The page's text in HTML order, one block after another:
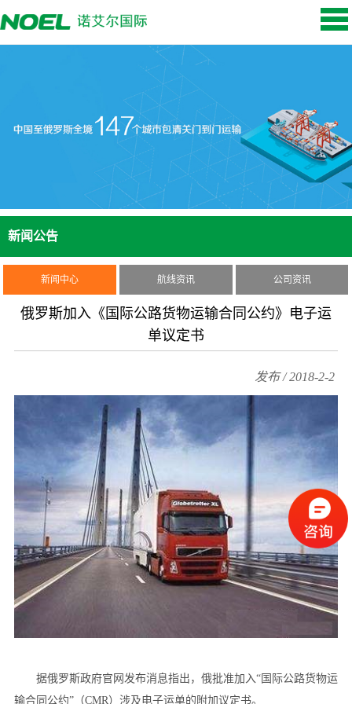
新闻公告
新闻中心 航线资讯 公司资讯
俄罗斯加入《国际公路货物运输合同公约》电子运
单议定书
发布 / 2018-2-2
据俄罗斯政府官网发布消息指出，俄批准加入“国际公路货物运
输合同公约”（CMR）涉及电子运单的附加议定书。